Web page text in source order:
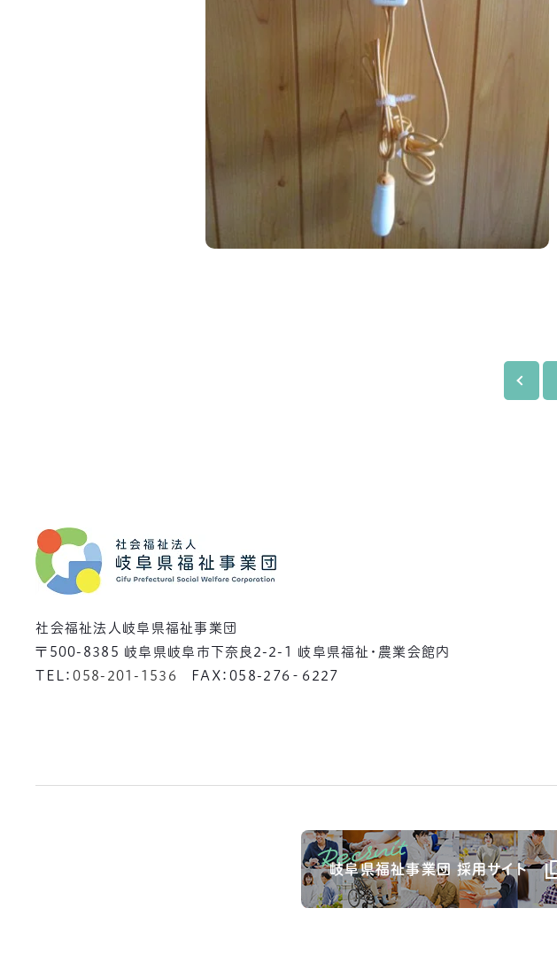
社会福祉法人岐阜県福祉事業団
〒500-8385 岐阜県岐阜市下奈良2-2-1 岐阜県福祉・農業会館内
TEL：058-201-1536 FAX：058-276‐6227
岐阜県福祉事業団 採用サイト